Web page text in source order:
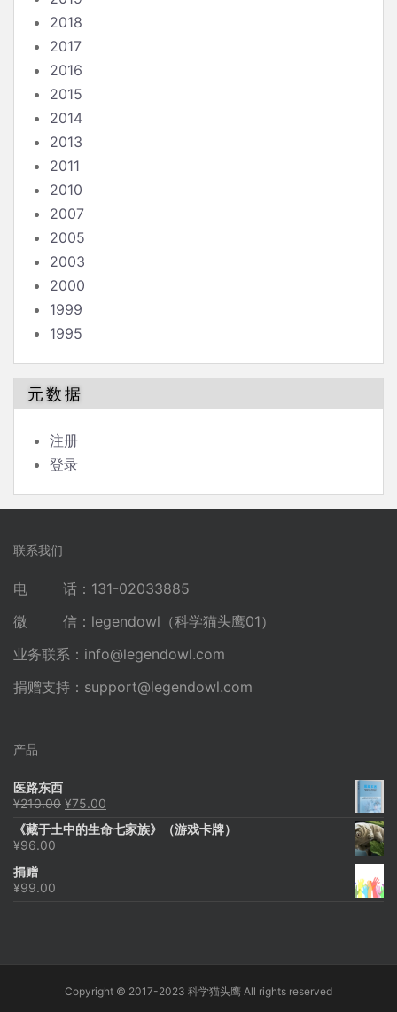
2018
2017
2016
2015
2014
2013
2011
2010
2007
2005
2003
2000
1999
1995
元数据
注册
登录
联系我们
电 话：131-02033885
微 信：legendowl（科学猫头鹰01）
业务联系： info@legendowl.com
捐赠支持： support@legendowl.com
产品
医路东西
¥210.00 原
为：
¥75.00
价
《藏于土中的生命七家族》（游戏卡牌）
¥96.00
捐赠
¥99.00
Copyright © 2017-2023 科学猫头鹰 All rights reserved